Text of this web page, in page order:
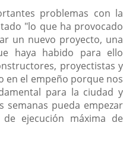
problemas con la
"lo que ha provocado
un nuevo proyecto, una
haya habido para ello
proyectistas y
en el empeño porque nos
para la ciudad y
semanas pueda empezar
ejecución máxima de